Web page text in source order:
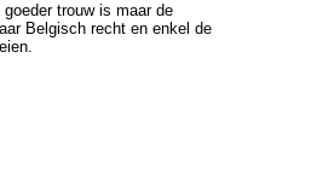
trouw is maar de
Belgisch recht en enkel de